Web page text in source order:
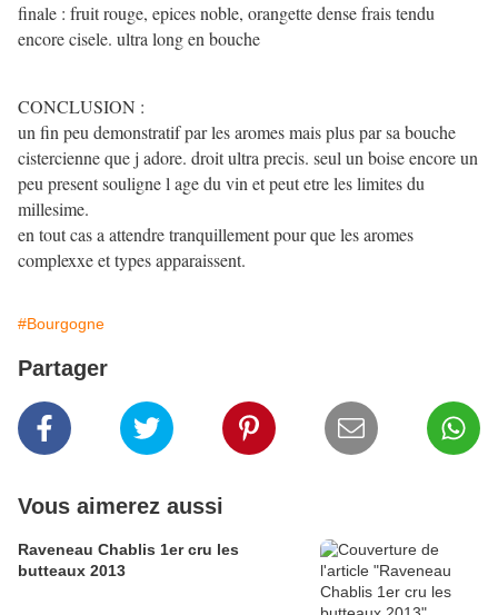
finale : fruit rouge, epices noble, orangette dense frais tendu
encore cisele. ultra long en bouche
CONCLUSION :
un fin peu demonstratif par les aromes mais plus par sa bouche
cistercienne que j adore. droit ultra precis. seul un boise encore un
peu present souligne l age du vin et peut etre les limites du
millesime.
en tout cas a attendre tranquillement pour que les aromes
complexxe et types apparaissent.
#Bourgogne
Partager
Vous aimerez aussi
Raveneau Chablis 1er cru les
butteaux 2013